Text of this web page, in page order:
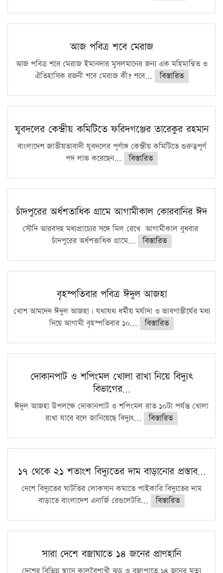
আজ পবিত্র শবে মেরাজ
আজ পবিত্র শবে মেরাজ ইমানদার মুসলমানের জন্য এক মহিমান্বিত ও
ঐতিহাসিক রজনী শবে মেরাজ কী? শবে...
বিস্তারিত
যুবদলের কেন্দ্রীয় কমিটিতে ফরিদগঞ্জের তারেকুর রহমান
বাংলাদেশ জাতীয়তাবাদী যুবদলের পূর্ণাঙ্গ কেন্দ্রীয় কমিটিতে গুরুত্বপূর্ণ
পদ লাভ করেছেন...
বিস্তারিত
চাঁদপুরের অর্ধশতাধিক গ্রামে আগামীকাল কোরবানির ঈদ
সৌদি আরবসহ মধ্যপ্রাচ্যের সঙ্গে মিল রেখে আগামীকাল বুধবার
চাঁদপুরের অর্ধশতাধিক গ্রামে...
বিস্তারিত
বৃহস্পতিবার পবিত্র ঈদুল আজহা
খোশ আমদেদ ঈদুল আজহা। যথাযথ ধর্মীয় মর্যাদা ও ভাবগাম্ভীর্যের মধ্য
দিয়ে আগামী বৃহস্পতিবার ১০...
বিস্তারিত
দোকানপাট ও শপিংমল খোলা রাখা নিয়ে বিদ্যুৎ
বিভাগের…
ঈদুল আজহা উপলক্ষে দোকানপাট ও শপিংমল রাত ১০টা পর্যন্ত খোলা
রাখা যাবে বলে জানিয়েছে বিদ্যুৎ...
বিস্তারিত
১৭ থেকে ২১ শতাংশ বিদ্যুতের দাম বাড়ানোর প্রস্তাব…
দেশে বিদ্যুতের ঘাটতির লোকসান কমাতে পাইকারি বিদ্যুতের দাম
বাড়াতে বাংলাদেশ এনার্জি রেগুলেটরি...
বিস্তারিত
সারা দেশে বজ্রাঘাতে ১৪ জনের প্রাণহানি